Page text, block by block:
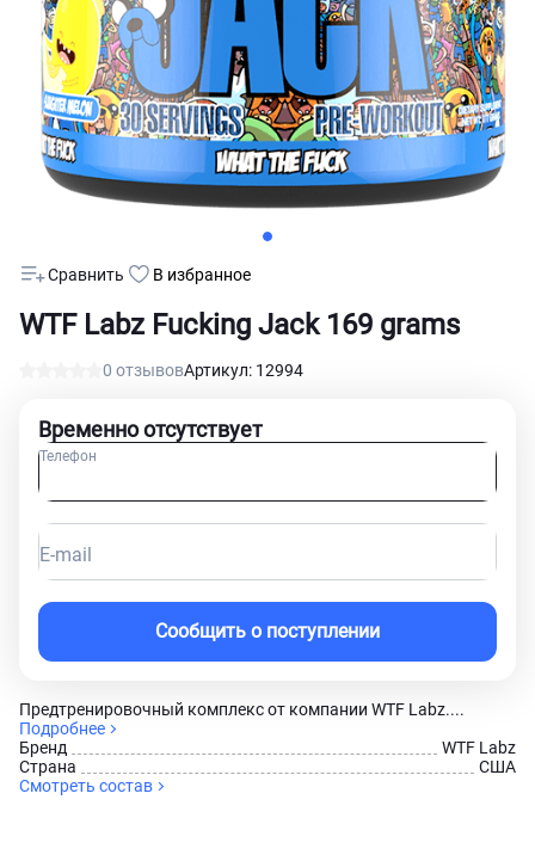
WTF Labz Fucking Jack 169 grams
0 отзывовАртикул: 12994
Сравнить В избранное
Предтренировочный комплекс от компании WTF Labz....
Подробнее
Брeнд
WTF Labz
Страна
США
Смотреть состав
Временно отсутствует
Телефон
E-mail
Сообщить о поступлении